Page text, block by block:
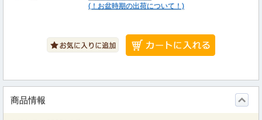
(！お盆時期の出荷について！)
商品情報